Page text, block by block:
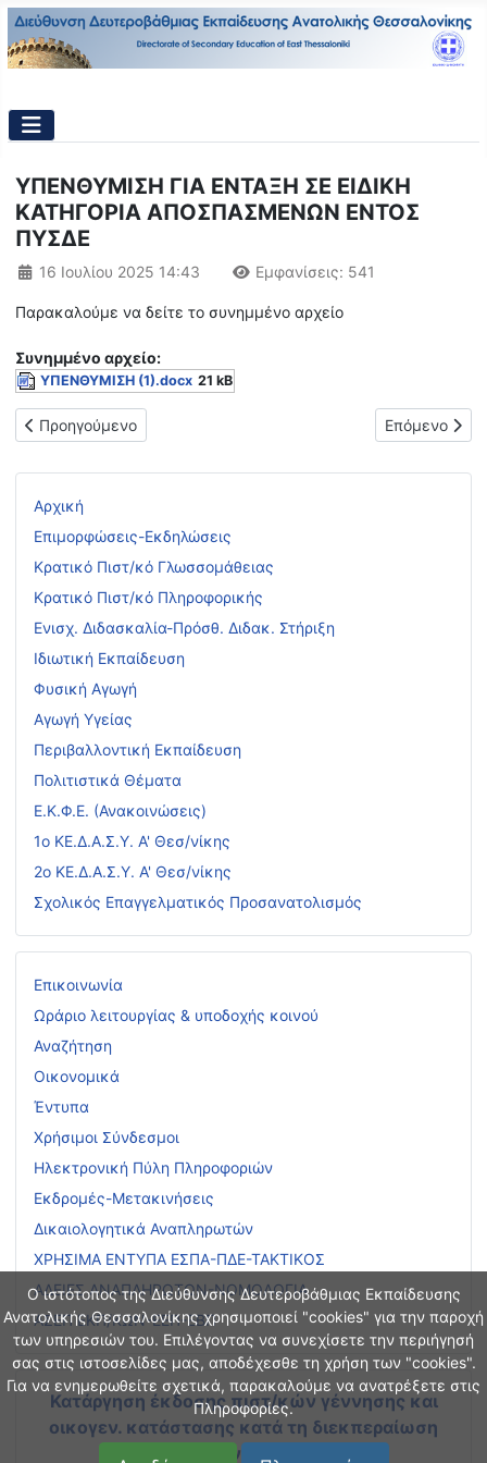
Ο ιστότοπος της Διεύθυνσης Δευτεροβάθμιας Εκπαίδευσης
Ανατολικής Θεσσαλονίκης χρησιμοποιεί "cookies" για την παροχή
των υπηρεσιών του. Επιλέγοντας να συνεχίσετε την περιήγησή
σας στις ιστοσελίδες μας, αποδέχεσθε τη χρήση των "cookies".
Για να ενημερωθείτε σχετικά, παρακαλούμε να ανατρέξετε στις
Πληροφορίες.
Αρχική
Επιμορφώσεις-Εκδηλώσεις
Κρατικό Πιστ/κό Γλωσσομάθειας
Κρατικό Πιστ/κό Πληροφορικής
Ενισχ. Διδασκαλία-Πρόσθ. Διδακ. Στήριξη
Ιδιωτική Εκπαίδευση
Φυσική Αγωγή
Αγωγή Υγείας
Περιβαλλοντική Εκπαίδευση
Πολιτιστικά Θέματα
Ε.Κ.Φ.Ε. (Ανακοινώσεις)
1ο ΚΕ.Δ.Α.Σ.Υ. Α' Θεσ/νίκης
2ο ΚΕ.Δ.Α.Σ.Υ. Α' Θεσ/νίκης
Σχολικός Επαγγελματικός Προσανατολισμός
Επικοινωνία
Ωράριο λειτουργίας & υποδοχής κοινού
Αναζήτηση
Οικονομικά
Έντυπα
Χρήσιμοι Σύνδεσμοι
Ηλεκτρονική Πύλη Πληροφοριών
Εκδρομές-Μετακινήσεις
Δικαιολογητικά Αναπληρωτών
ΧΡΗΣΙΜΑ ΕΝΤΥΠΑ ΕΣΠΑ-ΠΔΕ-ΤΑΚΤΙΚΟΣ
ΑΔΕΙΕΣ ΑΝΑΠΛΗΡΩΤΩΝ-ΝΟΜΟΛΟΓΙΑ
ΑΣΕΠ ΕΚΠ/ΚΩΝ-ΕΕΠ-ΕΒΠ
Κατάργηση έκδοσης πιστ/κών γέννησης και
οικογεν. κατάστασης κατά τη διεκπεραίωση
διοικητικών διαδικασιών
ΥΠΕΝΘΥΜΙΣΗ ΓΙΑ ΕΝΤΑΞΗ ΣΕ ΕΙΔΙΚΗ
ΚΑΤΗΓΟΡΙΑ ΑΠΟΣΠΑΣΜΕΝΩΝ ΕΝΤΟΣ
ΠΥΣΔΕ
Λεπτομέρειες
16 Ιουλίου 2025 14:43 Εμφανίσεις: 541
Παρακαλούμε να δείτε το συνημμένο αρχείο
Συνημμένo αρχείο:
ΥΠΕΝΘΥΜΙΣΗ (1).docx 21 kB
Προηγούμενο άρθρο: ΠΙΝΑΚΑΣ ΤΟΠΟΘΕΤΗΣΗΣ ΛΕΙΤΟΥΡΓΙΚΑ
Προηγούμενο Επόμενο
Επόμενο